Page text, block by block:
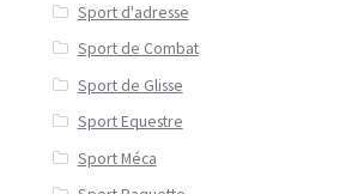
Sport d'adresse
Sport de Combat
Sport de Glisse
Sport Equestre
Sport Méca